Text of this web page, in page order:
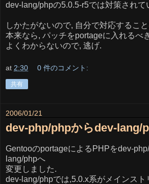
dev-lang/phpの5.0.5-r5では対策されて
しかたがないので, 自分で対応するこ
本来なら, パッチをportageに入れるべ
よくわからないので, 逃げ.
at 2:30 0 件のコメント:
共有
2006/01/21
dev-php/phpからdev-lang/
GentooのportageによるPHPをdev-
lang/phpへ
変更しました.
dev-lang/phpでは,5.0.x系がメインスト